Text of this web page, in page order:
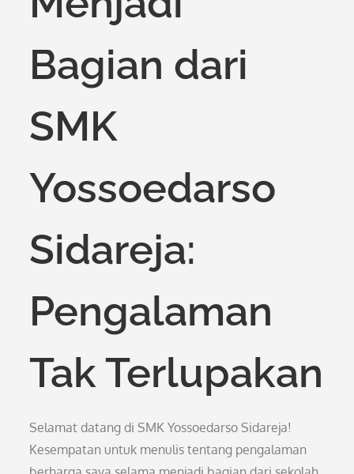
Bagian dari
SMK
Yossoedarso
Sidareja:
Pengalaman
Tak Terlupakan
Selamat datang di SMK Yossoedarso Sidareja!
Kesempatan untuk menulis tentang pengalaman